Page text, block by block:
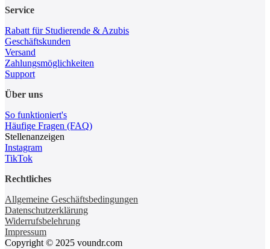
Service
Rabatt für Studierende & Azubis
Geschäftskunden
Versand
Zahlungsmöglichkeiten
Support
Über uns
So funktioniert's
Häufige Fragen (FAQ)
Stellenanzeigen
Instagram
TikTok
Rechtliches
Allgemeine Geschäftsbedingungen
Datenschutzerklärung
Widerrufsbelehrung
Impressum
Copyright © 2025 voundr.com